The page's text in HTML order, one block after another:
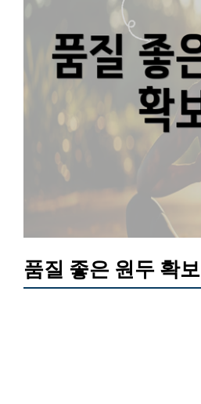
품질 좋은 원두 확보